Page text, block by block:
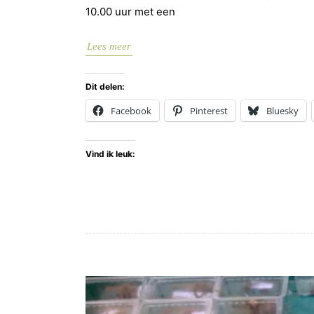
10.00 uur met een
Lees meer
Dit delen:
Facebook Pinterest Bluesky
Vind ik leuk: